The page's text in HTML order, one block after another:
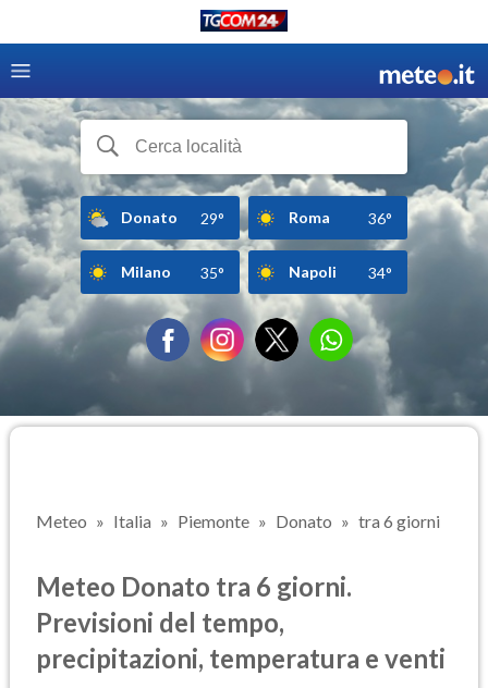
Donato 29° Roma 36°
Milano 35° Napoli 34°
Meteo Italia Piemonte Donato tra 6 giorni
Meteo Donato tra 6 giorni.
Previsioni del tempo,
precipitazioni, temperatura e venti